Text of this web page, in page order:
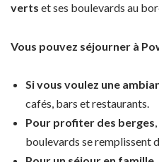
verts et ses boulevards au
Vous pouvez séjourner à
Si vous voulez une
cafés, bars et restaurants.
Pour profiter des berges
boulevards se remplissent